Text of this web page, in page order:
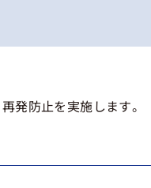
発防止を実施します。